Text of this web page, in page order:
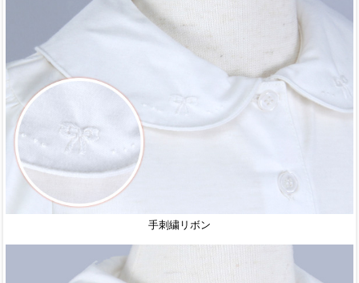
手刺繍リボン